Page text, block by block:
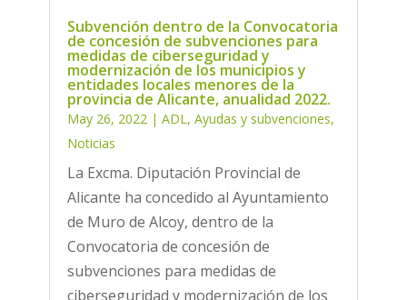
Subvención dentro de la Convocatoria
de concesión de subvenciones para
medidas de ciberseguridad y
modernización de los municipios y
entidades locales menores de la
provincia de Alicante, anualidad 2022.
May 26, 2022| ADL, Ayudas y subvenciones,
Noticias
La Excma. Diputación Provincial de
Alicante ha concedido al Ayuntamiento
de Muro de Alcoy, dentro de la
Convocatoria de concesión de
subvenciones para medidas de
ciberseguridad y modernización de los